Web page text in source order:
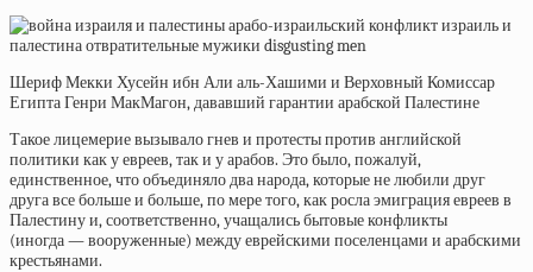
Шериф Мекки Хусейн ибн Али аль-Хашими и Верховный Комиссар
Египта Генри МакМагон, дававший гарантии арабской Палестине
Такое лицемерие вызывало гнев и протесты против английской
политики как у евреев, так и у арабов. Это было, пожалуй,
единственное, что объединяло два народа, которые не любили друг
друга все больше и больше, по мере того, как росла эмиграция евреев в
Палестину и, соответственно, учащались бытовые конфликты
(иногда — вооруженные) между еврейскими поселенцами и арабскими
крестьянами.